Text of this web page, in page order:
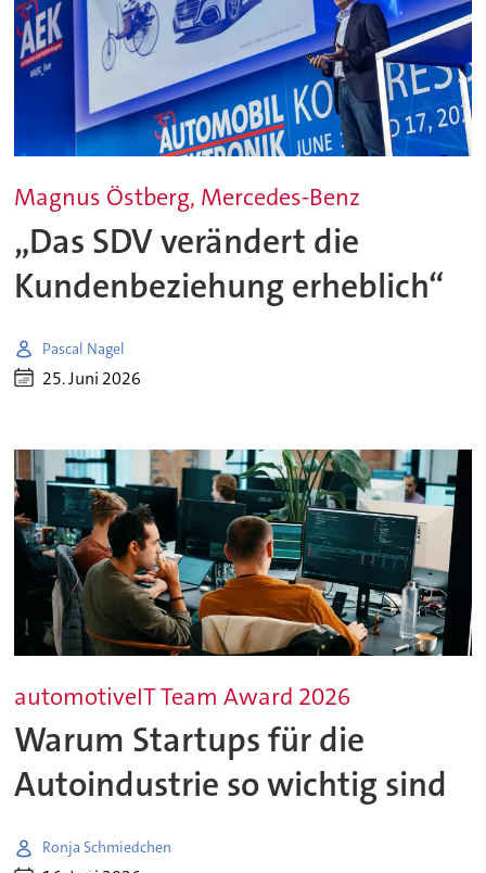
Magnus Östberg, Mercedes-Benz
„Das SDV verändert die
Kundenbeziehung erheblich“
Pascal Nagel
25. Juni 2026
automotiveIT Team Award 2026
Warum Startups für die
Autoindustrie so wichtig sind
Ronja Schmiedchen